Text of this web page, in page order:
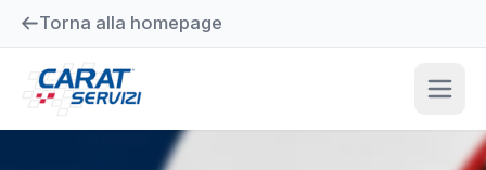
Torna alla homepage